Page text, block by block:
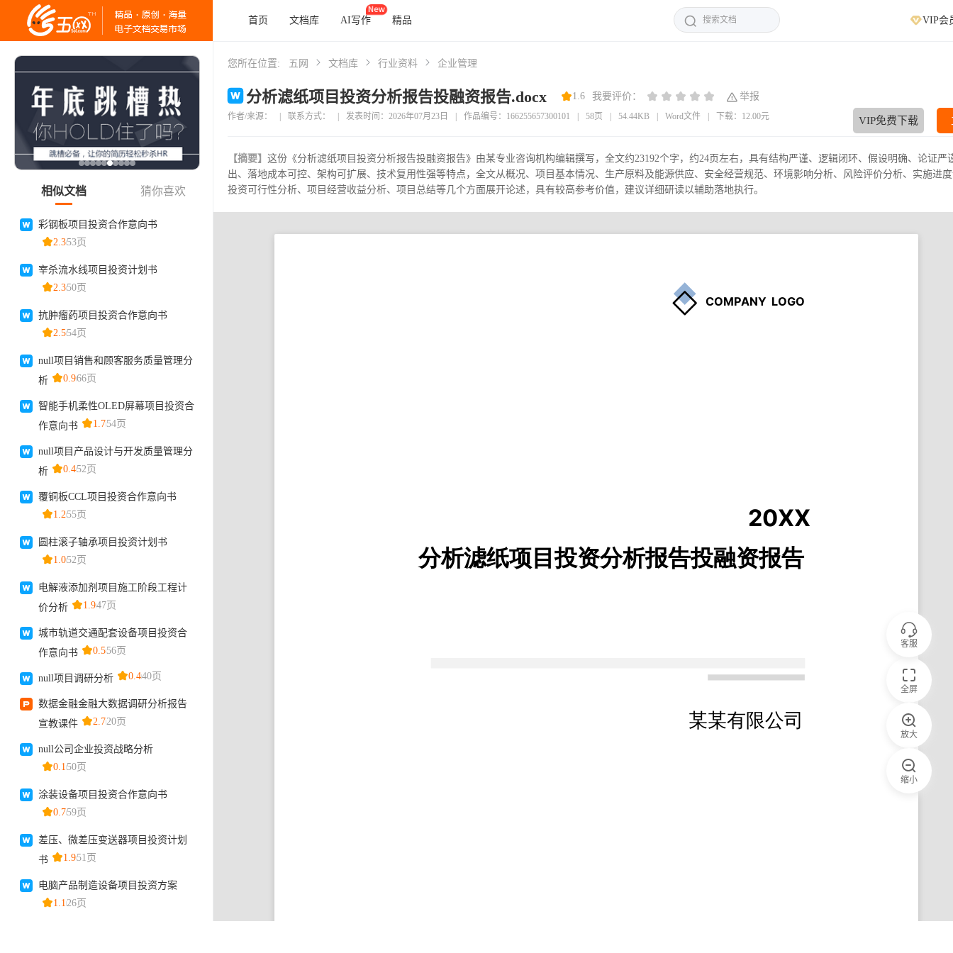
首页 文档库 AI写作 精品 VIP会
您所在位置: 五网 文档库 行业资料 企业管理
分析滤纸项目投资分析报告投融资报告.docx 1.6 我要评价： 举报
作者/来源： 联系方式： 发表时间：2026年07月23日 作品编号：166255657300101 58页 54.44KB Word文件 下载：12.00元 VIP免费下载
【摘要】 这份《分析滤纸项目投资分析报告投融资报告》由某专业咨询机构编辑撰写，全文约23192个字，约24页左右，具有结构严谨、逻辑闭环、假设明确、论证严
出、落地成本可控、架构可扩展、技术复用性强等特点，全文从概况、项目基本情况、生产原料及能源供应、安全经营规范、环境影响分析、风险评价分析、实施进
投资可行性分析、项目经营收益分析、项目总结等几个方面展开论述，具有较高参考价值，建议详细研读以辅助落地执行。
客服
全屏
放大
缩小